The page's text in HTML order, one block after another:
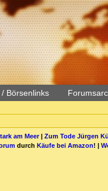
Börsenlinks
am Meer| Zum Tode Jürgen
durch Käufe bei Amazon! |